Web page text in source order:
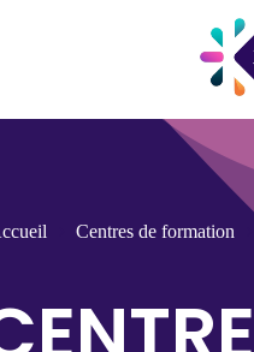
Centres de formation